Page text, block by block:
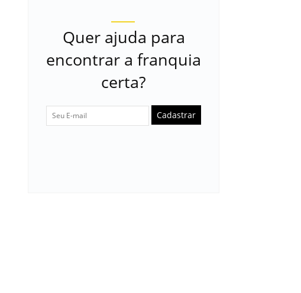
Quer ajuda para
encontrar a franquia
certa?
Cadastrar